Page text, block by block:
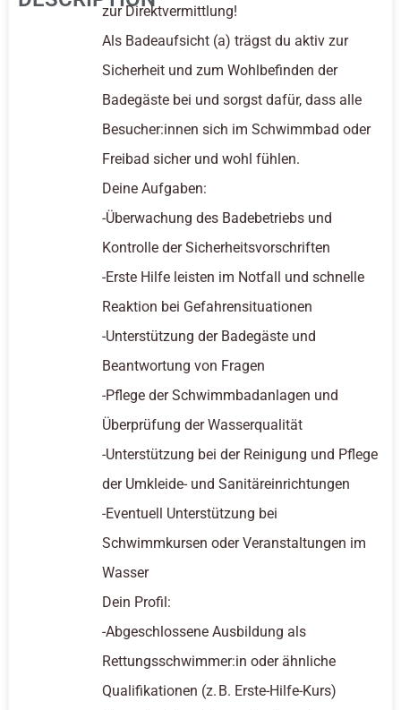
zur Direktvermittlung!
Als Badeaufsicht (a) trägst du aktiv zur
Sicherheit und zum Wohlbefinden der
Badegäste bei und sorgst dafür, dass alle
Besucher:innen sich im Schwimmbad oder
Freibad sicher und wohl fühlen.
Deine Aufgaben:
-Überwachung des Badebetriebs und
Kontrolle der Sicherheitsvorschriften
-Erste Hilfe leisten im Notfall und schnelle
Reaktion bei Gefahrensituationen
-Unterstützung der Badegäste und
Beantwortung von Fragen
-Pflege der Schwimmbadanlagen und
Überprüfung der Wasserqualität
-Unterstützung bei der Reinigung und Pflege
der Umkleide- und Sanitäreinrichtungen
-Eventuell Unterstützung bei
Schwimmkursen oder Veranstaltungen im
Wasser
Dein Profil:
-Abgeschlossene Ausbildung als
Rettungsschwimmer:in oder ähnliche
Qualifikationen (z. B. Erste-Hilfe-Kurs)